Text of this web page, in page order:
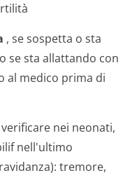
, se sospetta o sta
se sta allattando con
al medico prima di
nei neonati,
nell'ultimo
tremore,